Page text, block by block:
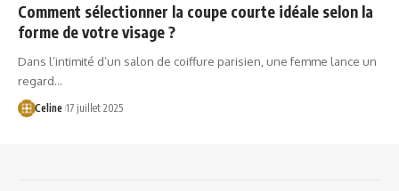
Comment sélectionner la coupe courte idéale selon la
forme de votre visage ?
Dans l’intimité d’un salon de coiffure parisien, une femme lance un
regard…
Celine 17 juillet 2025